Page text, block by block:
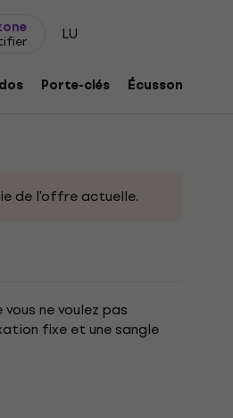
LU
Porte-clés Écussons/
de l'offre actuelle.
ne voulez pas
fixe et une sangle